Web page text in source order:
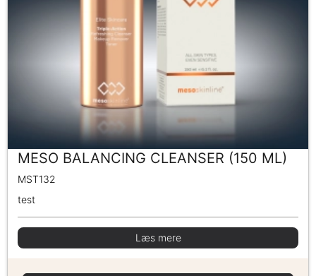
MESO BALANCING CLEANSER (150 ML)
MST132
test
Læs mere